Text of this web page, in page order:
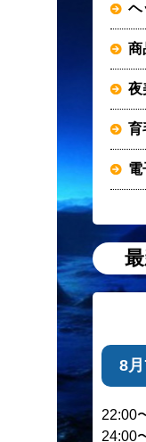
ヘ
商
夜
育
電
8
22:00
24:00